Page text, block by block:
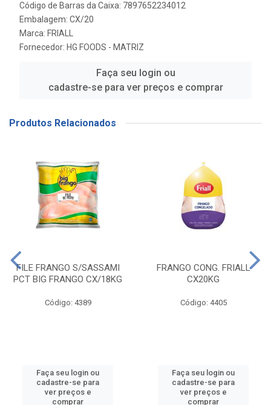
Código de Barras da Caixa: 7897652234012
Embalagem: CX/20
Marca: FRIALL
Fornecedor: HG FOODS - MATRIZ
Faça seu login ou
cadastre-se para ver preços e comprar
Produtos Relacionados
FILE FRANGO S/SASSAMI
PCT BIG FRANGO CX/18KG
Código: 4389
Faça seu login ou
cadastre-se para
ver preços e
comprar
FRANGO CONG. FRIALL
CX20KG
Código: 4405
Faça seu login ou
cadastre-se para
ver preços e
comprar